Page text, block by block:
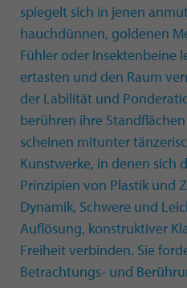
spiegelt sich in jenen
hauchdünnen, goldenen
Fühler oder Insektenbeine
ertasten und den Raum
der Labilität und
berühren ihre
scheinen mitunter
Kunstwerke, in denen sich
Prinzipien von Plastik und
Dynamik, Schwere und
Auflösung, konstruktiver
Freiheit verbinden. Sie
Betrachtungs- und